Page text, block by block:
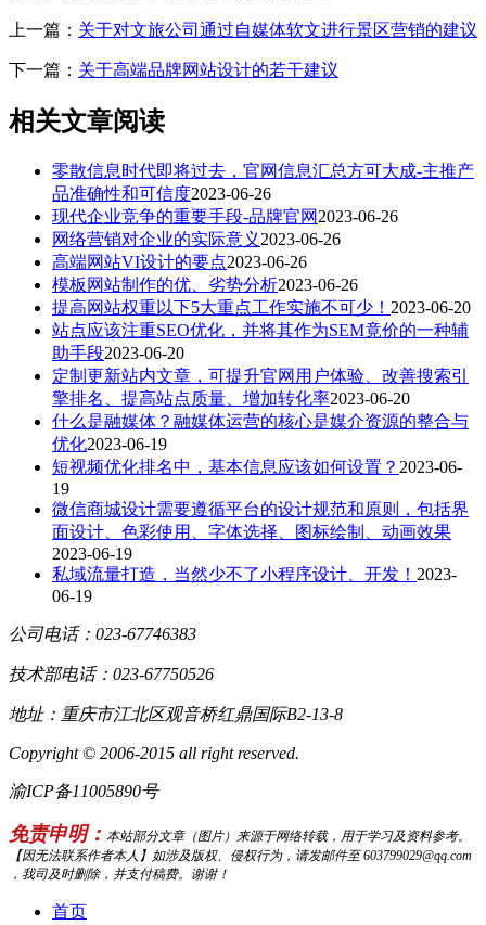
上一篇： 关于对文旅公司通过自媒体软文进行景区营销的建议
下一篇： 关于高端品牌网站设计的若干建议
相关文章阅读
零散信息时代即将过去，官网信息汇总方可大成-主推产
品准确性和可信度2023-06-26
现代企业竞争的重要手段-品牌官网 2023-06-26
网络营销对企业的实际意义 2023-06-26
高端网站VI设计的要点2023-06-26
模板网站制作的优、劣势分析2023-06-26
提高网站权重以下5大重点工作实施不可少！ 2023-06-20
站点应该注重SEO优化，并将其作为SEM竟价的一种辅
助手段2023-06-20
定制更新站内文章，可提升官网用户体验、改善搜索引
擎排名、提高站点质量、增加转化率2023-06-20
什么是融媒体？融媒体运营的核心是媒介资源的整合与
优化2023-06-19
短视频优化排名中，基本信息应该如何设置？ 2023-06-
19
微信商城设计需要遵循平台的设计规范和原则，包括界
面设计、色彩使用、字体选择、图标绘制、动画效果
2023-06-19
私域流量打造，当然少不了小程序设计、开发！ 2023-
06-19
公司电话：023-67746383
技术部电话：023-67750526
地址：重庆市江北区观音桥红鼎国际B2-13-8
Copyright © 2006-2015 all right reserved.
渝ICP备11005890号
免责申明： 本站部分文章（图片）来源于网络转载，用于学习及资料参考。
【因无法联系作者本人】如涉及版权、侵权行为，请发邮件至 603799029@qq.com
，我司及时删除，并支付稿费。谢谢！
首页